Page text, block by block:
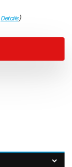
Details)